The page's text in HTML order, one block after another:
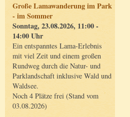
Große Lamawanderung im Park
- im Sommer
Sonntag, 23.08.2026, 11:00 -
14:00 Uhr
Ein entspanntes Lama-Erlebnis
mit viel Zeit und einem großen
Rundweg durch die Natur- und
Parklandschaft inklusive Wald und
Waldsee.
Noch 4 Plätze frei (Stand vom
03.08.2026)